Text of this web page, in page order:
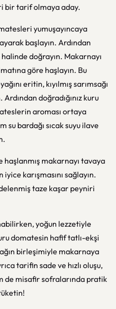
bir tarif olmaya aday.
yumuşayıncaya
başlayın. Ardından
doğrayın. Makarnayı
göre haşlayın. Bu
eritin, kıyılmış sarımsağı
doğradığınız kuru
aroması ortaya
su bardağı sıcak suyu ilave
makarnayı tavaya
karışmasını sağlayın.
taze kaşar peyniri
yoğun lezzetiyle
domatesin hafif tatlı-ekşi
birleşimiyle makarnaya
tarifin sade ve hızlı oluşu,
de misafir sofralarında pratik